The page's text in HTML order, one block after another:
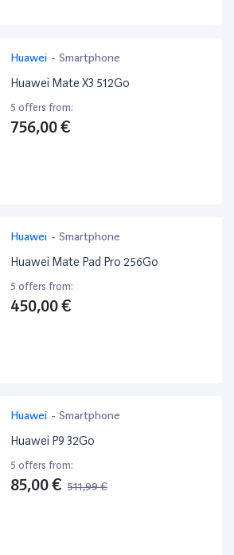
Huawei - Smartphone
Huawei Mate X3 512Go
5 offers from:
756,00 €
Huawei - Smartphone
Huawei Mate Pad Pro 256Go
5 offers from:
450,00 €
Huawei - Smartphone
Huawei P9 32Go
5 offers from:
85,00 € 511,99 €